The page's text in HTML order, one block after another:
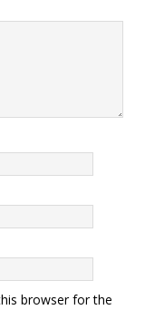
browser for the